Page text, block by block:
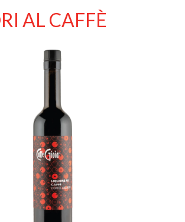
AL CAFFÈ